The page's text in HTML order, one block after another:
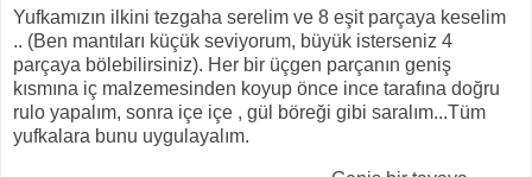
Yufkamızın ilkini tezgaha serelim ve 8 eşit parçaya keselim
.. (Ben mantıları küçük seviyorum, büyük isterseniz 4
parçaya bölebilirsiniz). Her bir üçgen parçanın geniş
kısmına iç malzemesinden koyup önce ince tarafına doğru
rulo yapalım, sonra içe içe , gül böreği gibi saralım...Tüm
yufkalara bunu uygulayalım.